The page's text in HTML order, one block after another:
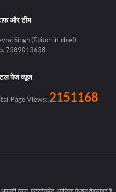
और टीम
Singh (Editor-in-chief)
7389013638
पेज व्यूज
Page Views: 2151168